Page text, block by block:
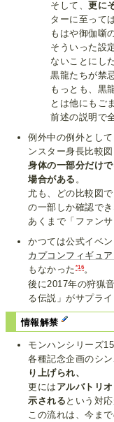
そして、更に
ターに至っては
もはや御伽噺
そういった設
ないことにし
黒龍たちが禁
もっとも、黒
とは他にもご
前述の説明で
例外中の例外とし
ンスター身長比較図
身体の一部分だけ
場合がある 。
尤も、どの比較図
の一部しか確認でき
あくまで「ファン
かつては公式イベ
カプコンフィギュ
もなかった *16。
後に2017年の狩猟
る伝説」がサプラ
情報解禁
モンハンシリーズ
各種記念企画のシ
り上げられ、
更には アルバトリ
示される という対応
この流れは、今ま